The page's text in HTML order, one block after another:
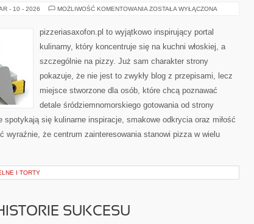
- 10 - 2026 MOŻLIWOŚĆ KOMENTOWANIA FAKTY
PIZZY
ZOSTAŁA WYŁĄCZONA
pizzeriasaxofon.pl to wyjątkowo inspirujący portal
kulinarny, który koncentruje się na kuchni włoskiej, a
szczególnie na pizzy. Już sam charakter strony
pokazuje, że nie jest to zwykły blog z przepisami, lecz
miejsce stworzone dla osób, które chcą poznawać
detale śródziemnomorskiego gotowania od strony
spotykają się kulinarne inspiracje, smakowe odkrycia oraz miłość
wyraźnie, że centrum zainteresowania stanowi pizza w wielu
I TORTY
SUKCESU